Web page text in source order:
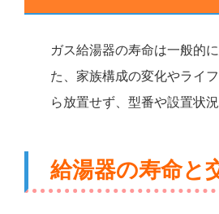
ガス給湯器の寿命は一般的
た、家族構成の変化やライ
ら放置せず、型番や設置状
給湯器の寿命と